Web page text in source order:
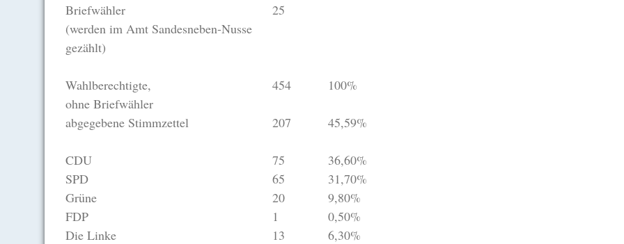
Briefwähler
25
(werden im Amt Sandesneben-Nusse
gezählt)
Wahlberechtigte,
ohne Briefwähler
454 100%
abgegebene Stimmzettel 207 45,59%
CDU 75
36,60%
SPD
65
31,70%
Grüne
20
9,80%
FDP
1
0,50%
Die Linke
13
6,30%